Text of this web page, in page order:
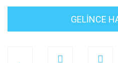
GELİNCE